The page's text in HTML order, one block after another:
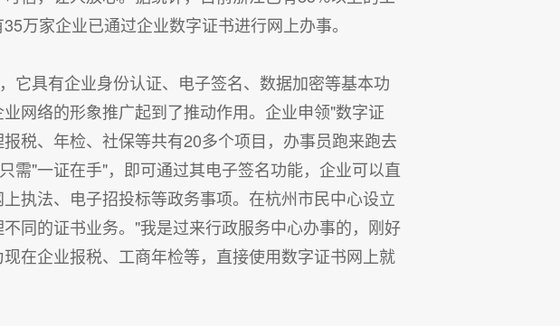
万家企业已通过企业数字证书进行网上办事。
它具有企业身份认证、电子签名、数据加密等基本功
网络的形象推广起到了推动作用。企业申领"数字证
税、年检、社保等共有20多个项目，办事员跑来跑去
需"一证在手"，即可通过其电子签名功能，企业可以直
执法、电子招投标等政务事项。在杭州市民中心设立
同的证书业务。"我是过来行政服务中心办事的，刚好
在企业报税、工商年检等，直接使用数字证书网上就